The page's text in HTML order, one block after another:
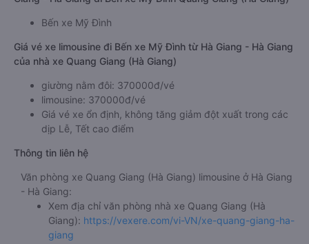
Bến xe Mỹ Đình
Giá vé xe limousine đi Bến xe Mỹ Đình từ Hà Giang - Hà Giang
của nhà xe Quang Giang (Hà Giang)
giường nằm đôi: 370000đ/vé
limousine: 370000đ/vé
Giá vé xe ổn định, không tăng giảm đột xuất trong các
dịp Lễ, Tết cao điểm
Thông tin liên hệ
Văn phòng xe Quang Giang (Hà Giang) limousine ở Hà Giang
- Hà Giang:
Xem địa chỉ văn phòng nhà xe Quang Giang (Hà
Giang): https://vexere.com/vi-VN/xe-quang-giang-ha-
giang